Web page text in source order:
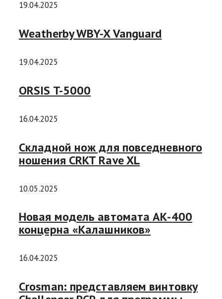
19.04.2025
Weatherby WBY-X Vanguard
19.04.2025
ORSIS T-5000
16.04.2025
Складной нож для повседневного
ношения CRKT Rave XL
10.05.2025
Новая модель автомата АК-400
концерна «Калашников»
16.04.2025
Crosman: представляем винтовку